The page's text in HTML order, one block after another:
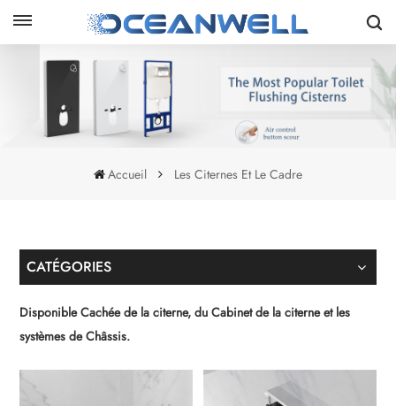
Accueil Les Citernes Et Le Cadre
CATÉGORIES
Disponible Cachée de la citerne, du Cabinet de la citerne et les
systèmes de Châssis.